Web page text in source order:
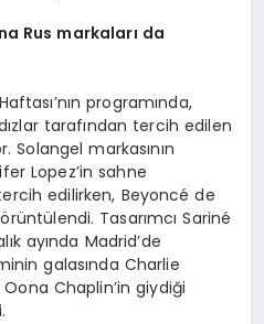
Rus markaları da
programında,
tarafından tercih edilen
Solangel markasının
Lopez’in sahne
edilirken, Beyoncé de
Tasarımcı Sariné
ayında Madrid’de
galasında Charlie
Chaplin’in giydiği